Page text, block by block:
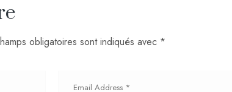
obligatoires sont indiqués avec *